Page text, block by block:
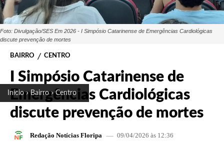
Início Bairro Centro
Foto: Divulgação/SES Em 2026 - I Simpósio Catarinense de Emergências Cardiológicas
discute prevenção de mortes
BAIRRO CENTRO
I Simpósio Catarinense de
Emergências Cardiológicas
discute prevenção de mortes
Redação Notícias Floripa 09/04/2026 às 12:36